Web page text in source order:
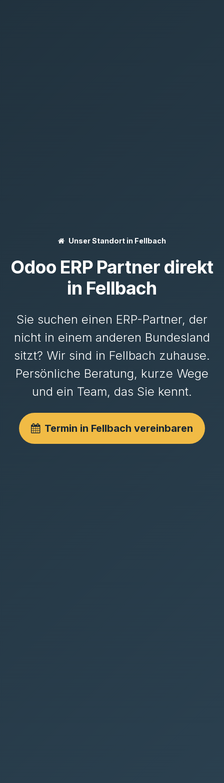
Unser Standort in Fellbach
Odoo ERP Partner direkt
in Fellbach
Sie suchen einen ERP-Partner, der
nicht in einem anderen Bundesland
sitzt? Wir sind in Fellbach zuhause.
Persönliche Beratung, kurze Wege
und ein Team, das Sie kennt.
Termin in Fellbach vereinbaren